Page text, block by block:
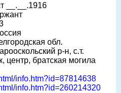
__.__.1916
обл.
р-н, с.т.
центр, братская могила
info.htm?id=87814638
info.htm?id=260214320